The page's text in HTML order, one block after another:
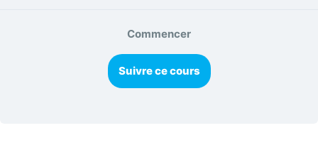
Commencer
Suivre ce cours